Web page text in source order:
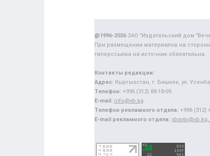
@1996-2026ЗАО "Издательский дом
При размещении материалов на
гиперссылка на источник обязательна.
Контакты редакции:
Адрес: Кыргызстан, г. Бишкек, ул.
Телефон: +996 (312) 88-18-09.
E-mail: info@vb.kg
Телефон рекламного отдела: +996 (312)
E-mail рекламного отдела: